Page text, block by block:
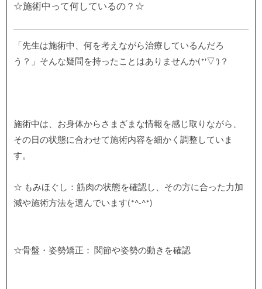
☆施術中って何しているの？☆
「先生は施術中、何を考えながら治療しているんだろ
う？」そんな疑問を持ったことはありませんか(*'▽')？
施術中は、お身体からさまざまな情報を感じ取りながら、
その日の状態に合わせて施術内容を細かく調整していま
す。
☆ もみほぐし：筋肉の状態を確認し、その方に合った力加
減や施術方法を選んでいます(*^-^*)
☆骨盤・姿勢矯正： 関節や姿勢の動きを確認